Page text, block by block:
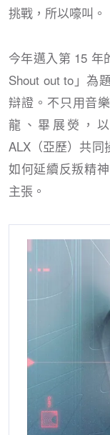
挑戰，所以嚎叫。
今年邁入第 15 年
Shout out to」為
辯證。不只用音
龍、畢展熒，以
ALX（亞歷）共同
如何延續反叛精
主張。